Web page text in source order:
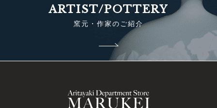
ARTIST/POTTERY
窯元・作家のご紹介